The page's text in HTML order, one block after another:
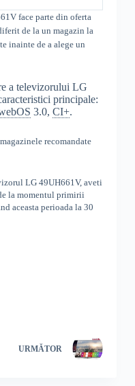
face parte din oferta
de la un magazin la
inainte de a alege un
a televizorului LG
principale:
3.0, CI+.
recomandate
LG 49UH661V,aveti
la momentul primirii
aceasta perioada la 30
URMĂTOR